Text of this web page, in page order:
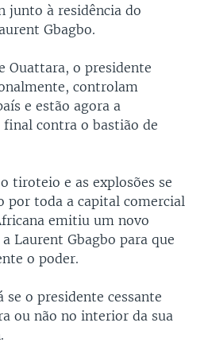
junto à residência do
Gbagbo.
Ouattara, o presidente
controlam
e estão agora a
final contra o bastião de
tiroteio e as explosões se
por toda a capital comercial
emitiu um novo
Laurent Gbagbo para que
o poder.
se o presidente cessante
ou não no interior da sua